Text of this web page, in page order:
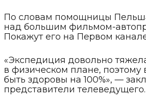
По словам помощницы
над большим фильмом-
Покажут его на Первом
«Экспедиция довольно
в физическом плане,
быть здоровы на 100%», —
представители телеведущего.